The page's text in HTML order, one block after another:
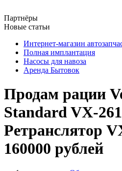
Партнёры
Новые статьи
Интернет-магазин
Полная имплантация
Насосы для навоза
Аренда Бытовок
Продам рации
Standard VX-
Ретранслятор
160000 рублей